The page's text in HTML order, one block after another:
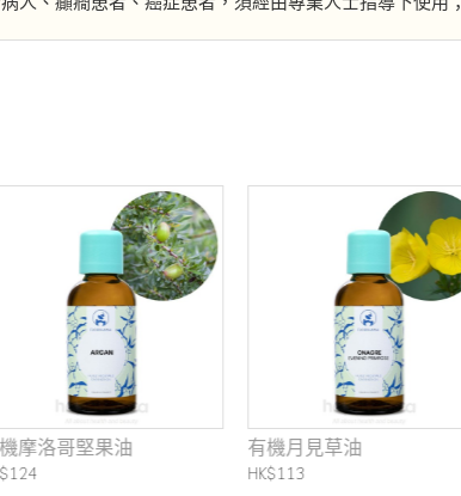
摩洛哥堅果油 有機月見草油
HK$113